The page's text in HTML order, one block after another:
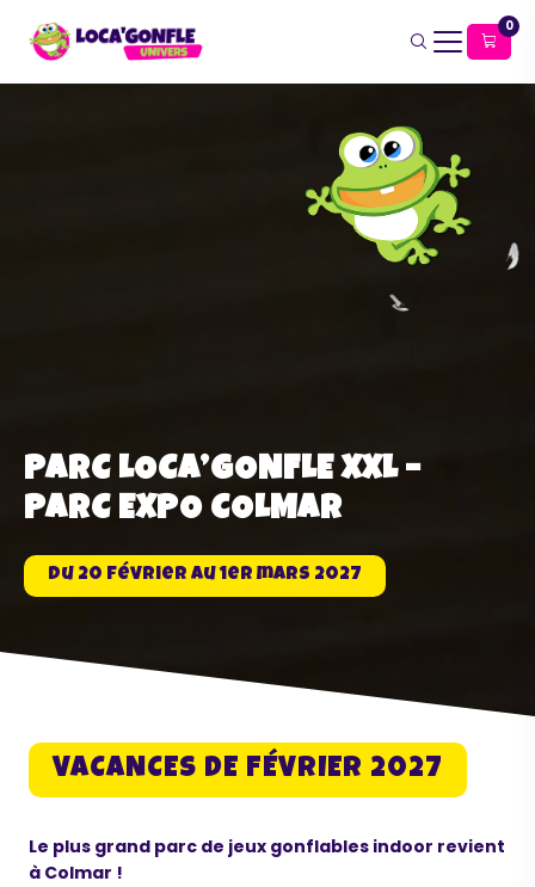
0
PARC LOCA’GONFLE XXL –
PARC EXPO COLMAR
Du 20 février au 1er mars 2027
VACANCES DE FÉVRIER 2027
Le plus grand parc de jeux gonflables indoor revient
à Colmar !